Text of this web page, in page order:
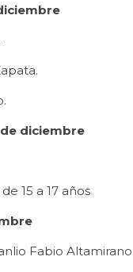
de diciembre
15 a 17 años
Fabio